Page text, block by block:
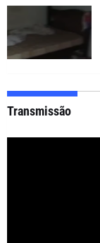
Transmissão